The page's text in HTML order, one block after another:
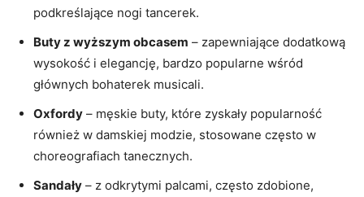
podkreślające nogi tancerek.
Buty z wyższym obcasem – zapewniające dodatkową
wysokość i elegancję, bardzo popularne wśród
głównych bohaterek musicali.
Oxfordy – męskie buty, które zyskały popularność
również w damskiej modzie, stosowane często w
choreografiach tanecznych.
Sandały – z odkrytymi palcami, często zdobione,